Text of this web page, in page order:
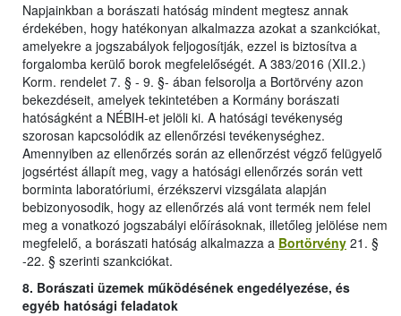
Napjainkban a borászati hatóság mindent megtesz annak
érdekében, hogy hatékonyan alkalmazza azokat a szankciókat,
amelyekre a jogszabályok feljogosítják, ezzel is biztosítva a
forgalomba kerülő borok megfelelőségét. A 383/2016 (XII.2.)
Korm. rendelet 7. § - 9. §- ában felsorolja a Bortörvény azon
bekezdéseit, amelyek tekintetében a Kormány borászati
hatóságként a NÉBIH-et jelöli ki. A hatósági tevékenység
szorosan kapcsolódik az ellenőrzési tevékenységhez.
Amennyiben az ellenőrzés során az ellenőrzést végző felügyelő
jogsértést állapít meg, vagy a hatósági ellenőrzés során vett
borminta laboratóriumi, érzékszervi vizsgálata alapján
bebizonyosodik, hogy az ellenőrzés alá vont termék nem felel
meg a vonatkozó jogszabályi előírásoknak, illetőleg jelölése nem
megfelelő, a borászati hatóság alkalmazza a Bortörvény 21. §
-22. § szerinti szankciókat.
8. Borászati üzemek működésének engedélyezése, és
egyéb hatósági feladatok